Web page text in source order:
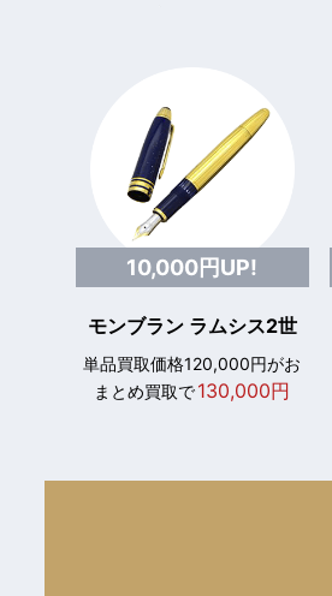
10,000円UP!
モンブラン ラムシス2世
単品買取価格120,000円がお
まとめ買取で130,000円